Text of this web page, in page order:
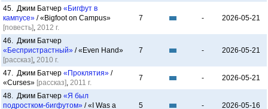
45. Джим Батчер «Бигфут в
кампусе» / «Bigfoot on Campus»
[повесть], 2012 г.
7 - 2026-05-21
46. Джим Батчер
«Беспристрастный» / «Even Hand»
[рассказ], 2010 г.
7 - 2026-05-21
47. Джим Батчер «Проклятия» /
«Curses» [рассказ], 2011 г.
7 - 2026-05-21
48. Джим Батчер «Я был
подростком-бигфутом» / «I Was a
5 - 2026-05-16